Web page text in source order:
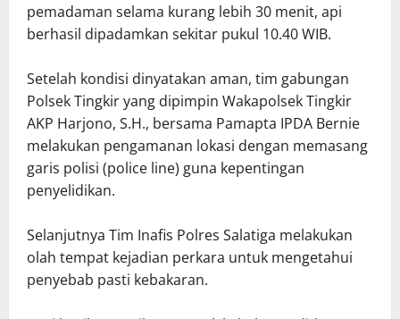
pemadaman selama kurang lebih 30 menit, api
berhasil dipadamkan sekitar pukul 10.40 WIB.
Setelah kondisi dinyatakan aman, tim gabungan
Polsek Tingkir yang dipimpin Wakapolsek Tingkir
AKP Harjono, S.H., bersama Pamapta IPDA Bernie
melakukan pengamanan lokasi dengan memasang
garis polisi (police line) guna kepentingan
penyelidikan.
Selanjutnya Tim Inafis Polres Salatiga melakukan
olah tempat kejadian perkara untuk mengetahui
penyebab pasti kebakaran.